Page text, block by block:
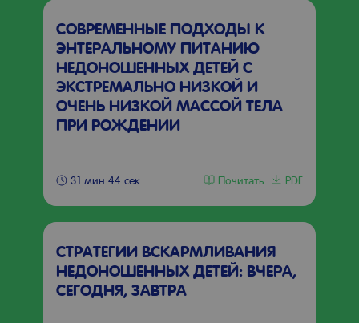
СОВРЕМЕННЫЕ ПОДХОДЫ К
ЭНТЕРАЛЬНОМУ ПИТАНИЮ
НЕДОНОШЕННЫХ ДЕТЕЙ С
ЭКСТРЕМАЛЬНО НИЗКОЙ И
ОЧЕНЬ НИЗКОЙ МАССОЙ ТЕЛА
ПРИ РОЖДЕНИИ
31 мин 44 сек Почитать PDF
СТРАТЕГИИ ВСКАРМЛИВАНИЯ
НЕДОНОШЕННЫХ ДЕТЕЙ: ВЧЕРА,
СЕГОДНЯ, ЗАВТРА